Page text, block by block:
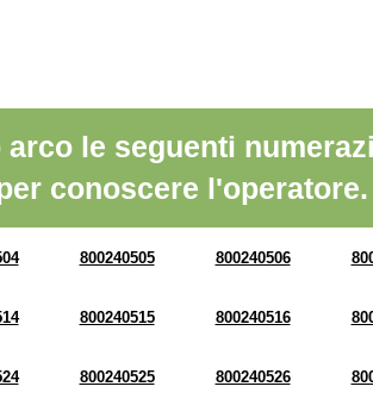
le seguenti
conoscere l'operatore.
800240505 800240506
800240515 800240516
800240525 800240526